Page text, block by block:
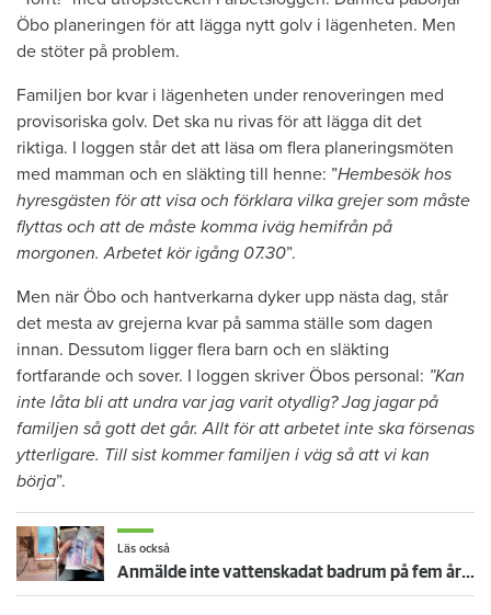
Öbo planeringen för att lägga nytt golv i lägenheten. Men
de stöter på problem.
Familjen bor kvar i lägenheten under renoveringen med
provisoriska golv. Det ska nu rivas för att lägga dit det
riktiga. I loggen står det att läsa om flera planeringsmöten
med mamman och en släkting till henne: ”Hembesök hos
hyresgästen för att visa och förklara vilka grejer som måste
flyttas och att de måste komma iväg hemifrån på
morgonen. Arbetet kör igång 07.30”.
Men när Öbo och hantverkarna dyker upp nästa dag, står
det mesta av grejerna kvar på samma ställe som dagen
innan. Dessutom ligger flera barn och en släkting
fortfarande och sover. I loggen skriver Öbos personal: ”Kan
inte låta bli att undra var jag varit otydlig? Jag jagar på
familjen så gott det går. Allt för att arbetet inte ska försenas
ytterligare. Till sist kommer familjen i väg så att vi kan
börja”.
Läs också
Anmälde inte vattenskadat badrum på fem år – krävs på 125 000 kronor